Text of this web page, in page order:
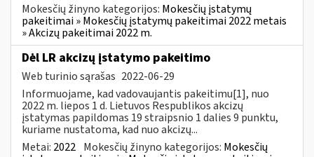
Mokesčių žinyno kategorijos: Mokesčių įstatymų
pakeitimai » Mokesčių įstatymų pakeitimai 2022 metais
» Akcizų pakeitimai 2022 m.
Dėl LR akcizų įstatymo pakeitimo
Web turinio sąrašas 2022-06-29
Informuojame, kad vadovaujantis pakeitimu[1], nuo
2022 m. liepos 1 d. Lietuvos Respublikos akcizų
įstatymas papildomas 19 straipsnio 1 dalies 9 punktu,
kuriame nustatoma, kad nuo akcizų...
Metai: 2022 Mokesčių žinyno kategorijos: Mokesčių